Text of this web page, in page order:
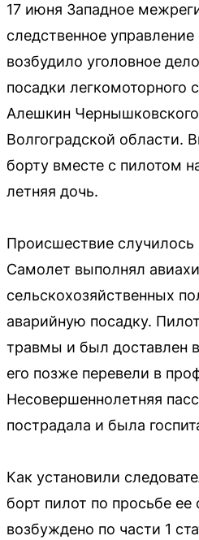
17 июня Западное
следственное
возбудило уголовное
посадки легкомоторного
Алешкин
Волгоградской области.
борту вместе с пилотом
летняя дочь.
Происшествие случилось
Самолет выполнял
сельскохозяйственных
аварийную посадку.
травмы и был доставлен
его позже перевели в
Несовершеннолетняя
пострадала и была
Как установили
борт пилот по просьбе ее
возбуждено по части 1